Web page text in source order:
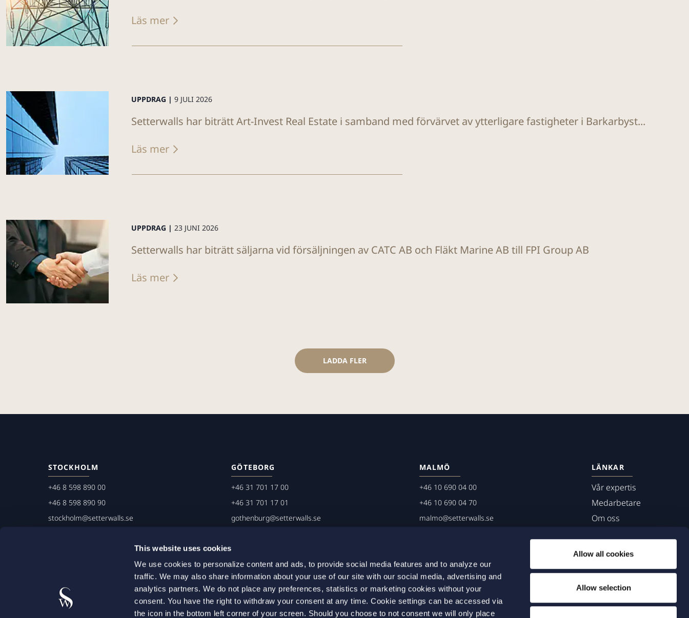
This website uses cookies
We use cookies to personalize content and ads, to provide social media features and to analyze our
traffic. We may also share information about your use of our site with our social media, advertising and
analytics partners. We do not place any preferences, statistics or marketing cookies without your
consent. You have the right to withdraw your consent at any time. Cookie settings can be accessed via
the icon in the bottom left corner of your screen. Should you choose to not consent we will only place
Allow all cookies
Allow selection
Läs mer
UPPDRAG | 9 JULI 2026
Setterwalls har biträtt Art-Invest Real Estate i samband med förvärvet av ytterligare fastigheter i Barkarbyst...
Läs mer
UPPDRAG | 23 JUNI 2026
Setterwalls har biträtt säljarna vid försäljningen av CATC AB och Fläkt Marine AB till FPI Group AB
Läs mer
LADDA FLER
STOCKHOLM
+46 8 598 890 00
+46 8 598 890 90
stockholm@setterwalls.se
GÖTEBORG
+46 31 701 17 00
+46 31 701 17 01
gothenburg@setterwalls.se
MALMÖ
+46 10 690 04 00
+46 10 690 04 70
malmo@setterwalls.se
LÄNKAR
Vår expertis
Medarbetare
Om oss